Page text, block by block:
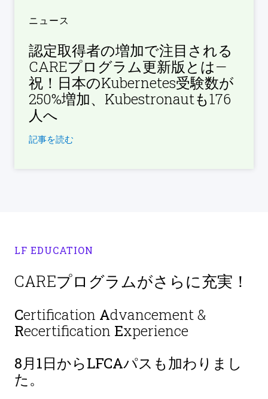
ニュース
認定取得者の増加で注目される
CAREプログラム更新版とは—
祝！日本のKubernetes受験数が
250%増加、Kubestronautも176
人へ
記事を読む
LF EDUCATION
CAREプログラムがさらに充実！
Certification Advancement &
Recertification Experience
8月1日からLFCAパスも加わりまし
た。